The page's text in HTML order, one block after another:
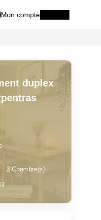
Mon compte
duplex
3 Chambre(s)